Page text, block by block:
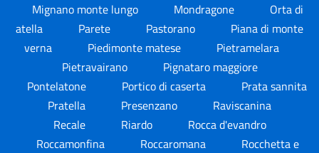
Mignano monte lungo
Mondragone
Orta di
atella
Parete Pastorano
Piana di monte
verna
Piedimonte matese
Pietramelara
Pietravairano
Pignataro maggiore
Pontelatone
Portico di caserta
Prata sannita
Pratella
Presenzano
Raviscanina
Recale
Riardo
Rocca d'evandro
Roccamonfina
Roccaromana
Rocchetta e